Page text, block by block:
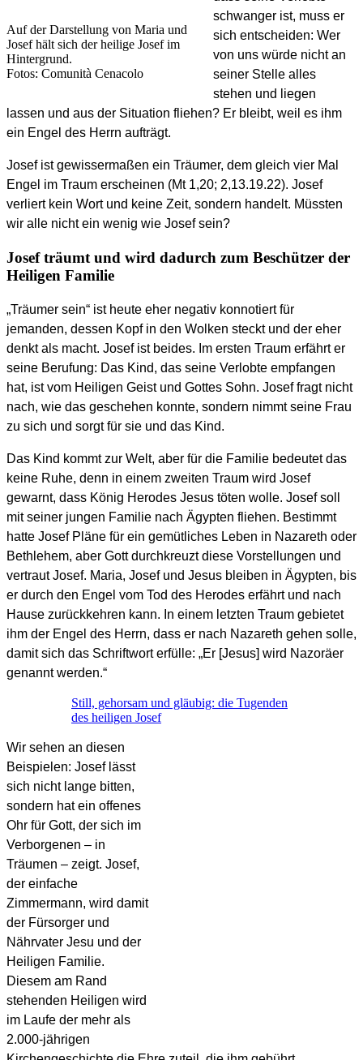
Auf der Darstellung von Maria und
Josef hält sich der heilige Josef im
Hintergrund.
Fotos: Comunità Cenacolo
schwanger ist, muss er
sich entscheiden: Wer
von uns würde nicht an
seiner Stelle alles
stehen und liegen
lassen und aus der Situation fliehen? Er bleibt, weil es ihm
ein Engel des Herrn aufträgt.
Josef ist gewissermaßen ein Träumer, dem gleich vier Mal
Engel im Traum erscheinen (Mt 1,20; 2,13.19.22). Josef
verliert kein Wort und keine Zeit, sondern handelt. Müssten
wir alle nicht ein wenig wie Josef sein?
Josef träumt und wird dadurch zum Beschützer der
Heiligen Familie
„Träumer sein“ ist heute eher negativ konnotiert für
jemanden, dessen Kopf in den Wolken steckt und der eher
denkt als macht. Josef ist beides. Im ersten Traum erfährt er
seine Berufung: Das Kind, das seine Verlobte empfangen
hat, ist vom Heiligen Geist und Gottes Sohn. Josef fragt nicht
nach, wie das geschehen konnte, sondern nimmt seine Frau
zu sich und sorgt für sie und das Kind.
Das Kind kommt zur Welt, aber für die Familie bedeutet das
keine Ruhe, denn in einem zweiten Traum wird Josef
gewarnt, dass König Herodes Jesus töten wolle. Josef soll
mit seiner jungen Familie nach Ägypten fliehen. Bestimmt
hatte Josef Pläne für ein gemütliches Leben in Nazareth oder
Bethlehem, aber Gott durchkreuzt diese Vorstellungen und
vertraut Josef. Maria, Josef und Jesus bleiben in Ägypten, bis
er durch den Engel vom Tod des Herodes erfährt und nach
Hause zurückkehren kann. In einem letzten Traum gebietet
ihm der Engel des Herrn, dass er nach Nazareth gehen solle,
damit sich das Schriftwort erfülle: „Er [Jesus] wird Nazoräer
genannt werden.“
Still, gehorsam und gläubig: die Tugenden
des heiligen Josef
Wir sehen an diesen
Beispielen: Josef lässt
sich nicht lange bitten,
sondern hat ein offenes
Ohr für Gott, der sich im
Verborgenen – in
Träumen – zeigt. Josef,
der einfache
Zimmermann, wird damit
der Fürsorger und
Nährvater Jesu und der
Heiligen Familie.
Diesem am Rand
stehenden Heiligen wird
im Laufe der mehr als
2.000-jährigen